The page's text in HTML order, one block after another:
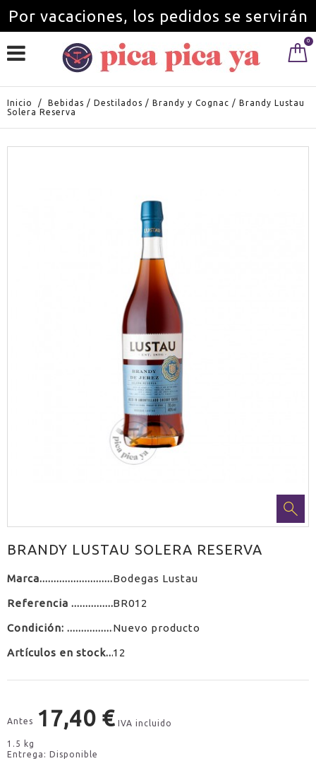
Por vacaciones, los pedidos se servirán
a partir del 1 de septiembre.
0
Inicio / Bebidas / Destilados / Brandy y Cognac / Brandy Lustau
Solera Reserva
BRANDY LUSTAU SOLERA RESERVA
Marca Bodegas Lustau
Referencia BR012
Condición: Nuevo producto
Artículos en stock 12
Antes 17,40 € IVA incluido
1.5 kg
Entrega: Disponible